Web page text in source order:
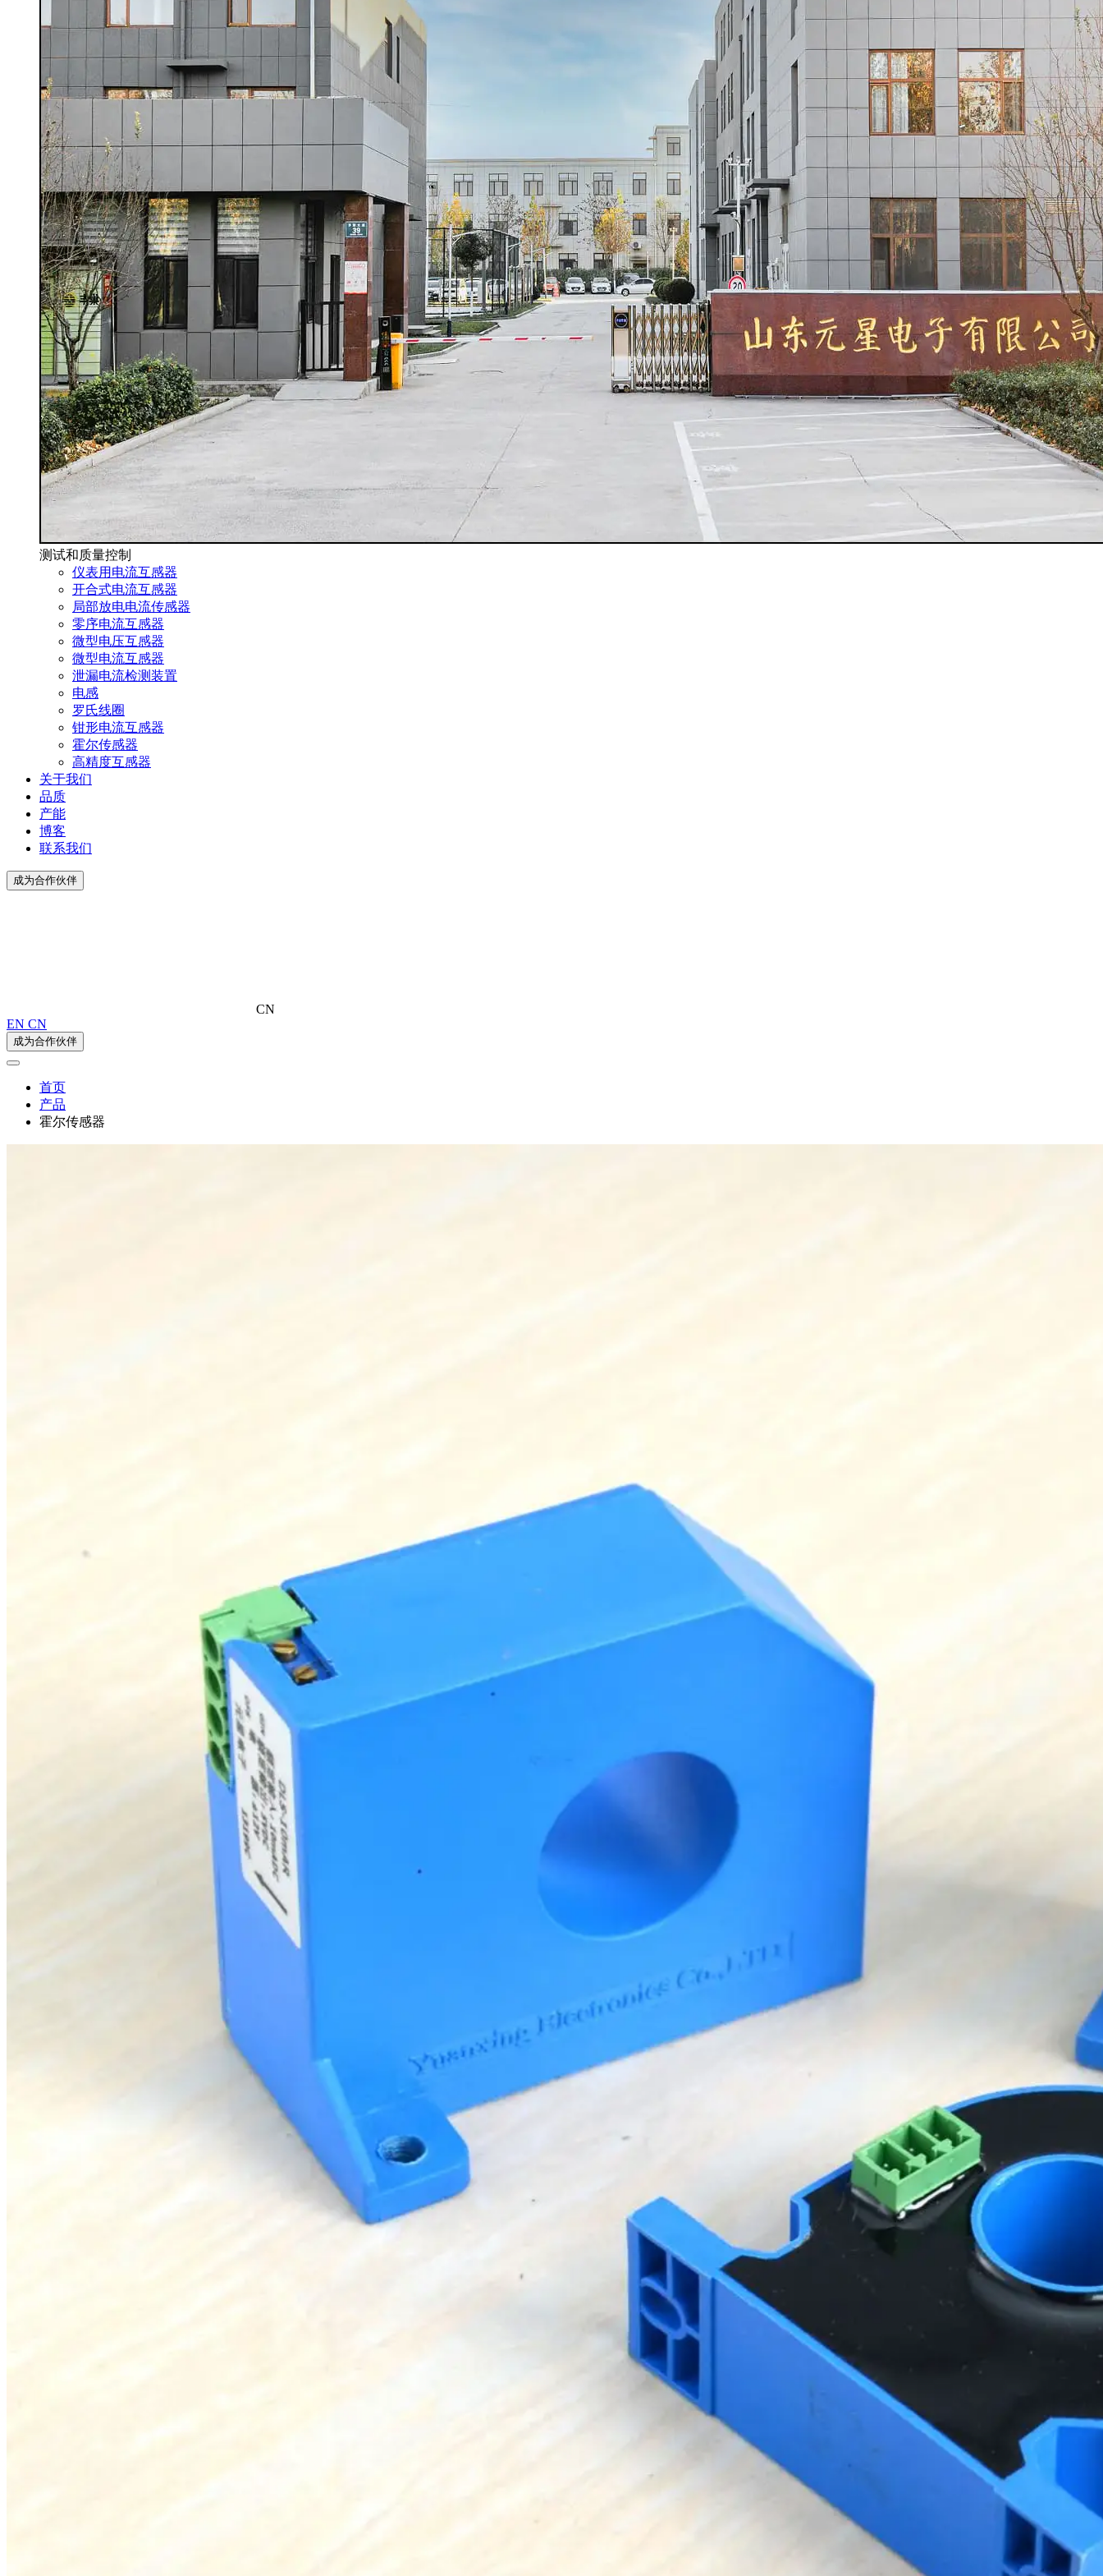
测试和质量控制
仪表用电流互感器
开合式电流互感器
局部放电电流传感器
零序电流互感器
微型电压互感器
微型电流互感器
泄漏电流检测装置
电感
罗氏线圈
钳形电流互感器
霍尔传感器
高精度互感器
关于我们
品质
产能
博客
联系我们
成为合作伙伴
CN
EN CN
成为合作伙伴
首页
产品
霍尔传感器